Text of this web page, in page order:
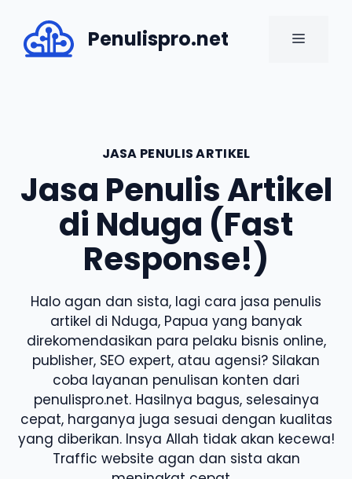
content
Penulispro.net MENU
JASA PENULIS ARTIKEL
Jasa Penulis Artikel
di Nduga (Fast
Response!)
Halo agan dan sista, lagi cara jasa penulis
artikel di Nduga, Papua yang banyak
direkomendasikan para pelaku bisnis online,
publisher, SEO expert, atau agensi? Silakan
coba layanan penulisan konten dari
penulispro.net. Hasilnya bagus, selesainya
cepat, harganya juga sesuai dengan kualitas
yang diberikan. Insya Allah tidak akan kecewa!
Traffic website agan dan sista akan